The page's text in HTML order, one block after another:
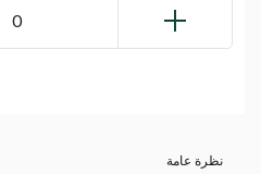
0
نظرة عامة